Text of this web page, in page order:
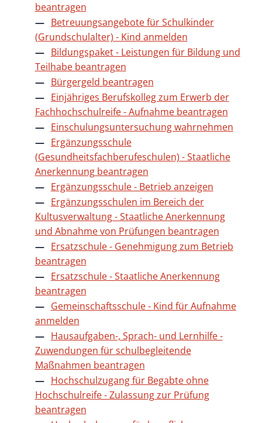
beantragen
Betreuungsangebote für Schulkinder
(Grundschulalter) - Kind anmelden
Bildungspaket - Leistungen für Bildung und
Teilhabe beantragen
Bürgergeld beantragen
Einjähriges Berufskolleg zum Erwerb der
Fachhochschulreife - Aufnahme beantragen
Einschulungsuntersuchung wahrnehmen
Ergänzungsschule
(Gesundheitsfachberufeschulen) - Staatliche
Anerkennung beantragen
Ergänzungsschule - Betrieb anzeigen
Ergänzungsschulen im Bereich der
Kultusverwaltung - Staatliche Anerkennung
und Abnahme von Prüfungen beantragen
Ersatzschule - Genehmigung zum Betrieb
beantragen
Ersatzschule - Staatliche Anerkennung
beantragen
Gemeinschaftsschule - Kind für Aufnahme
anmelden
Hausaufgaben-, Sprach- und Lernhilfe -
Zuwendungen für schulbegleitende
Maßnahmen beantragen
Hochschulzugang für Begabte ohne
Hochschulreife - Zulassung zur Prüfung
beantragen